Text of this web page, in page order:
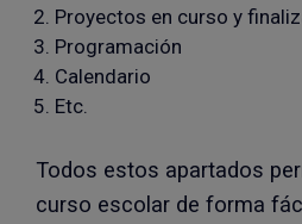
Proyectos en curso y
Programación
Calendario
Etc.
Todos estos apartados
curso escolar de forma